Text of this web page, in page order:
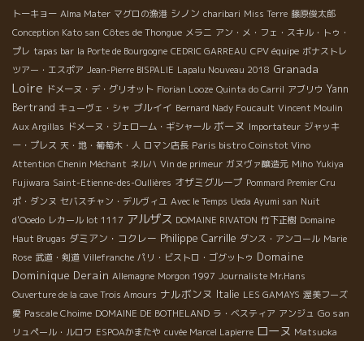
トーキョー Alma Mater マグロの漁港 シノン charibari Miss Terre 藤原俊太郎
Conception Kato san Côtes de Thongue メラニ アン・メ・フェ・スキル・トゥ・
プレ tapas bar la Porte de Bourgogne CEDRIC GARREAU CPV équipe ボナストレ
ツアー・エスポア Jean-Pierre BISPALIE Lapalu Nouveau 2018 Granada
Loire ドメーヌ・デ・グリオット Florian Looze Quinta do Carril アブリウ Yann
Bertrand キューヴェ・シャ ブルイイ Bernard Nady Foucault Vincent Moulin
Aux Argillas ドメーヌ・ジェローム・ギシャール ボーヌ Importateur ジャッキ
ー・プレス 天・地・葡萄木・人 ロマン店長 Paris bistro Coinstot Vino
Attention Chenin Méchant ネルハ Vin de primeur ガヌヴァ醸造元 Miho Yukiya
Fujiwara Saint-Etienne-des-Oullières オザミグループ Pommard Premier Cru
ポ・ダンヌ セバスチャン・デルヴィユ Avec le Temps Ueda Ayumi san Nuit
d'Ooedo レカール lot 1117 アルザス DOMAINE RIVATON 竹下正樹 Domaine
Haut Brugas ダミアン・コクレー Philippe Carrille ダンス・アンコール Marie
Rose 武道・剣道 Villefranche パリ・ビストロ・ゴグットゥ Domaine
Dominique Derain Allemagne Morgon 1997 Journaliste Mr.Hans
Ouverture de la cave Trois Amours ナルボンヌ Italie LES GAMAYS 渥美フーズ
愛 Pascale Choime DOMAINE DE BOTHELAND ラ・ベスティア アンジュ Go san
リュペール・ルロワ ESPOAかまたや cuvée Marcel Lapierre ローヌ Matsuoka